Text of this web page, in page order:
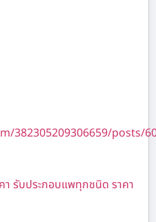
382305209306659/posts/
รับประกอบแพทุกชนิด ราคา